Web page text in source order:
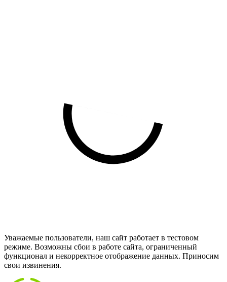
Уважаемые пользователи, наш сайт работает в тестовом
режиме. Возможны сбои в работе сайта, ограниченный
функционал и некорректное отображение данных. Приносим
свои извинения.